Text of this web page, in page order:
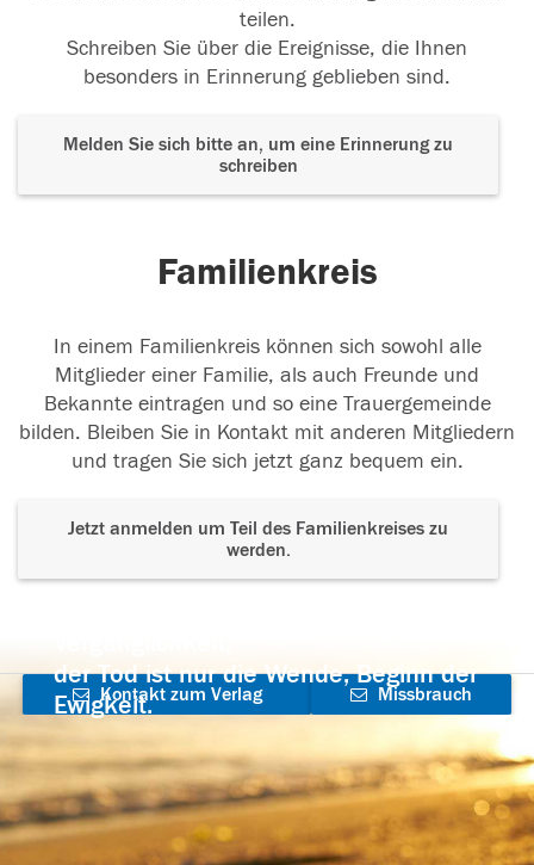
teilen.
Schreiben Sie über die Ereignisse, die Ihnen
besonders in Erinnerung geblieben sind.
Melden Sie sich bitte an, um eine Erinnerung zu
schreiben
Familienkreis
In einem Familienkreis können sich sowohl alle
Mitglieder einer Familie, als auch Freunde und
Bekannte eintragen und so eine Trauergemeinde
bilden. Bleiben Sie in Kontakt mit anderen Mitgliedern
und tragen Sie sich jetzt ganz bequem ein.
Jetzt anmelden um Teil des Familienkreises zu
werden.
der Tod ist nur die Wende, Beginn der
Ewigkeit.
Kontakt zum Verlag
aufnehmen
Missbrauch